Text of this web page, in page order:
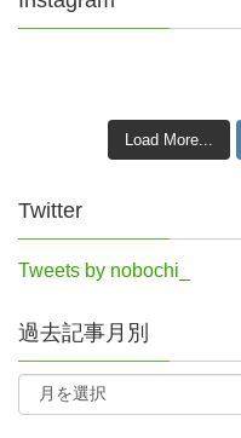
Load More...
Twitter
Tweets by nobochi_
過去記事月別